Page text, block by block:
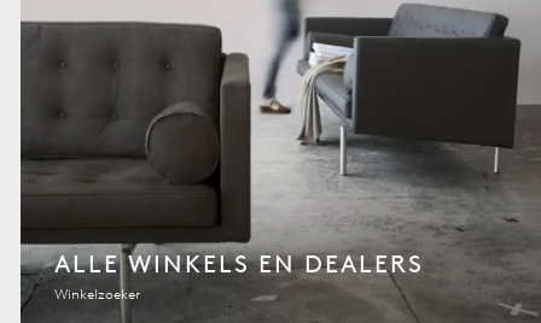
ALLE WINKELS EN DEALERS
Winkelzoeker